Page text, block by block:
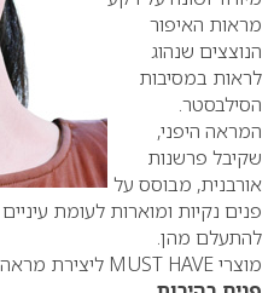
מראות האיפור
הנוצצים שנהוג
לראות במסיבות
הסילבסטר.
המראה היפני,
שקיבל פרשנות
אורבנית, מבוסס על
פנים נקיות ומוארות לעומת
להתעלם מהן.
מוצריMUST HAVE ליצירת מראה